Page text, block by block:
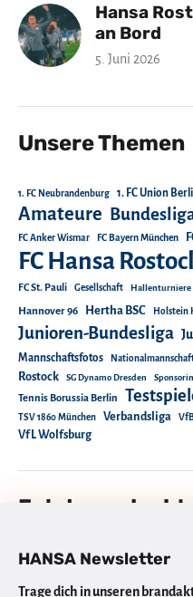
HANSA Newsletter
Trage dich in unseren
Hansa
an Bord
5. Juni 2026
Unsere Themen
1. FC Neubrandenburg 1. FC Union
Amateure
FC Anker Wismar FC Bayern München
FC Hansa
FC St. Pauli Gesellschaft Hallenturniere
Hannover 96 Hertha BSC Holstein
Junioren-Bundesliga
Mannschaftsfotos
Rostock SG Dynamo Dresden
Tennis Borussia Berlin
TSV 1860 München Verbandsliga
VfL Wolfsburg
Folgt uns doch!